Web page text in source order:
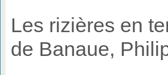
Les rizières en
de Banaue,